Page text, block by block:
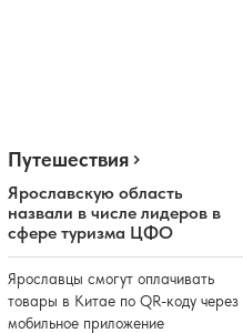
Путешествия
Ярославскую область
назвали в числе лидеров в
сфере туризма ЦФО
Ярославцы смогут оплачивать
товары в Китае по QR-коду через
мобильное приложение